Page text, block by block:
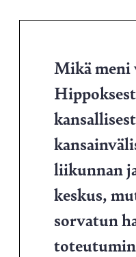
Mikä meni
liikunnan
keskus,
sorvatun